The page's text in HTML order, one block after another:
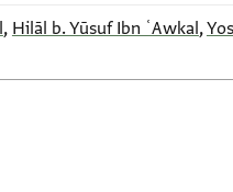
, Hilāl b. Yūsuf Ibn ʿAwkal,